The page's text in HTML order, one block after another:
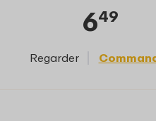
649
Regarder